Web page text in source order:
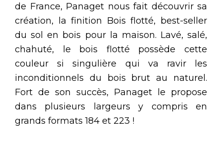
de France, Panaget nous fait découvrir sa
création, la finition Bois flotté, best-seller
du sol en bois pour la maison. Lavé, salé,
chahuté, le bois flotté possède cette
couleur si singulière qui va ravir les
inconditionnels du bois brut au naturel.
Fort de son succès, Panaget le propose
dans plusieurs largeurs y compris en
grands formats 184 et 223 !